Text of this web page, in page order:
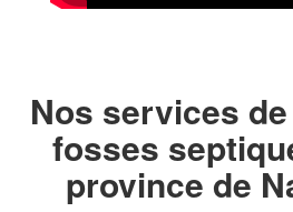
Nos services
fosses
province de